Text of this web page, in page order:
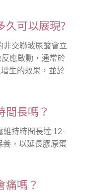
可以展現?
非交聯玻尿酸會立
應啟動，通常於
生的效果，並於
長嗎？
維持時間長達 12-
養，以延長膠原蛋
嗎？